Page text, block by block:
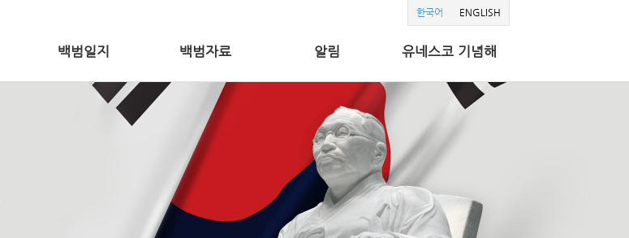
한국어 ENGLISH
백범일지 백범자료 알림 유네스코 기념해